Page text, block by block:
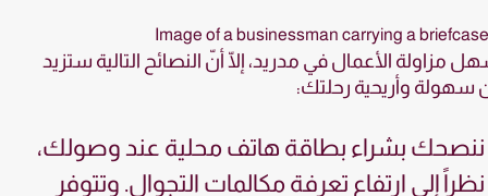
مزاولة الأعمال في مدريد، إلّا أنّ النصائح التالية ستزيد
سهولة وأريحية رحلتك:
ننصحك بشراء بطاقة هاتف محلية عند وصولك،
نظراً إلى ارتفاع تعرفة مكالمات التجوال. وتتوفر